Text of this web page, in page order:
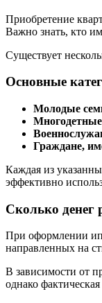
Приобретение
Важно знать, кто
Существует
Основные
Молодые
Граждане,
Каждая из
эффективно
Сколько денег
При оформлении
направленных на
В зависимости от
однако